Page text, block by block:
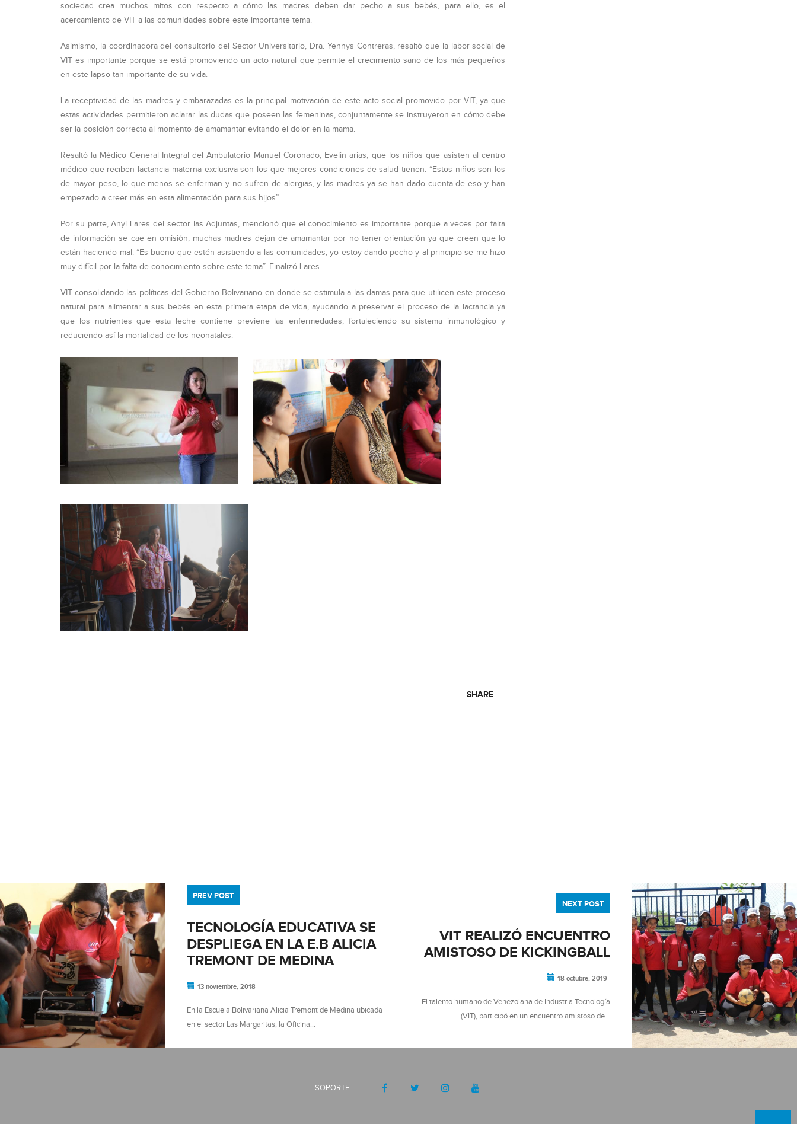
sociedad crea muchos mitos con respecto a cómo las madres deben dar pecho a sus bebés, para ello, es el
acercamiento de VIT a las comunidades sobre este importante tema.
Asimismo, la coordinadora del consultorio del Sector Universitario, Dra. Yennys Contreras, resaltó que la labor social de
VIT es importante porque se está promoviendo un acto natural que permite el crecimiento sano de los más pequeños
en este lapso tan importante de su vida.
La receptividad de las madres y embarazadas es la principal motivación de este acto social promovido por VIT, ya que
estas actividades permitieron aclarar las dudas que poseen las femeninas, conjuntamente se instruyeron en cómo debe
ser la posición correcta al momento de amamantar evitando el dolor en la mama.
Resaltó la Médico General Integral del Ambulatorio Manuel Coronado, Evelin arias, que los niños que asisten al centro
médico que reciben lactancia materna exclusiva son los que mejores condiciones de salud tienen. “Estos niños son los
de mayor peso, lo que menos se enferman y no sufren de alergias, y las madres ya se han dado cuenta de eso y han
empezado a creer más en esta alimentación para sus hijos”.
Por su parte, Anyi Lares del sector las Adjuntas, mencionó que el conocimiento es importante porque a veces por falta
de información se cae en omisión, muchas madres dejan de amamantar por no tener orientación ya que creen que lo
están haciendo mal. “Es bueno que estén asistiendo a las comunidades, yo estoy dando pecho y al principio se me hizo
muy difícil por la falta de conocimiento sobre este tema”. Finalizó Lares
VIT consolidando las políticas del Gobierno Bolivariano en donde se estimula a las damas para que utilicen este proceso
natural para alimentar a sus bebés en esta primera etapa de vida, ayudando a preservar el proceso de la lactancia ya
que los nutrientes que esta leche contiene previene las enfermedades, fortaleciendo su sistema inmunológico y
reduciendo así la mortalidad de los neonatales.
SHARE
PREV POST
TECNOLOGÍA EDUCATIVA SE
DESPLIEGA EN LA E.B ALICIA
TREMONT DE MEDINA
13 noviembre, 2018
En la Escuela Bolivariana Alicia Tremont de Medina ubicada
en el sector Las Margaritas, la Oficina…
NEXT POST
VIT REALIZÓ ENCUENTRO
AMISTOSO DE KICKINGBALL
18 octubre, 2019
El talento humano de Venezolana de Industria Tecnología
(VIT), participó en un encuentro amistoso de…
SOPORTE